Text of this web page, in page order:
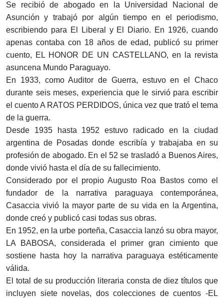
Se recibió de abogado en la Universidad Nacional de
Asunción y trabajó por algún tiempo en el periodismo,
escribiendo para El Liberal y El Diario. En 1926, cuando
apenas contaba con 18 años de edad, publicó su primer
cuento, EL HONOR DE UN CASTELLANO, en la revista
asuncena Mundo Paraguayo.
En 1933, como Auditor de Guerra, estuvo en el Chaco
durante seis meses, experiencia que le sirvió para escribir
el cuento A RATOS PERDIDOS, única vez que trató el tema
de la guerra.
Desde 1935 hasta 1952 estuvo radicado en la ciudad
argentina de Posadas donde escribía y trabajaba en su
profesión de abogado. En el 52 se trasladó a Buenos Aires,
donde vivió hasta el día de su fallecimiento.
Considerado por el propio Augusto Roa Bastos como el
fundador de la narrativa paraguaya contemporánea,
Casaccia vivió la mayor parte de su vida en la Argentina,
donde creó y publicó casi todas sus obras.
En 1952, en la urbe porteña, Casaccia lanzó su obra mayor,
LA BABOSA, considerada el primer gran cimiento que
sostiene hasta hoy la narrativa paraguaya estéticamente
válida.
El total de su producción literaria consta de diez títulos que
incluyen siete novelas, dos colecciones de cuentos -EL